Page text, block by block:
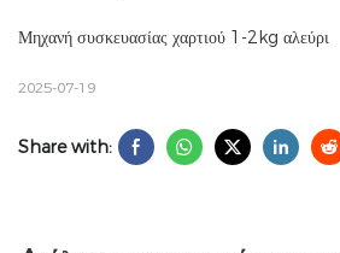
Μηχανή συσκευασίας χαρτιού 1-2kg αλεύρι
2025-07-19
Share with: